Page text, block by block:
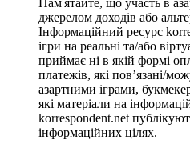
джерелом доходів або
Інформаційний ресурс
ігри на реальні та/або
приймає ні в якій формі
платежів, які пов’язані/
азартними іграми,
які матеріали на
korrespondent.net
інформаційних цілях.